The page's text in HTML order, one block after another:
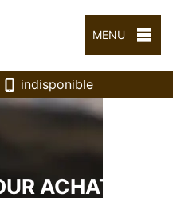
MENU
indisponible
ACHAT DE